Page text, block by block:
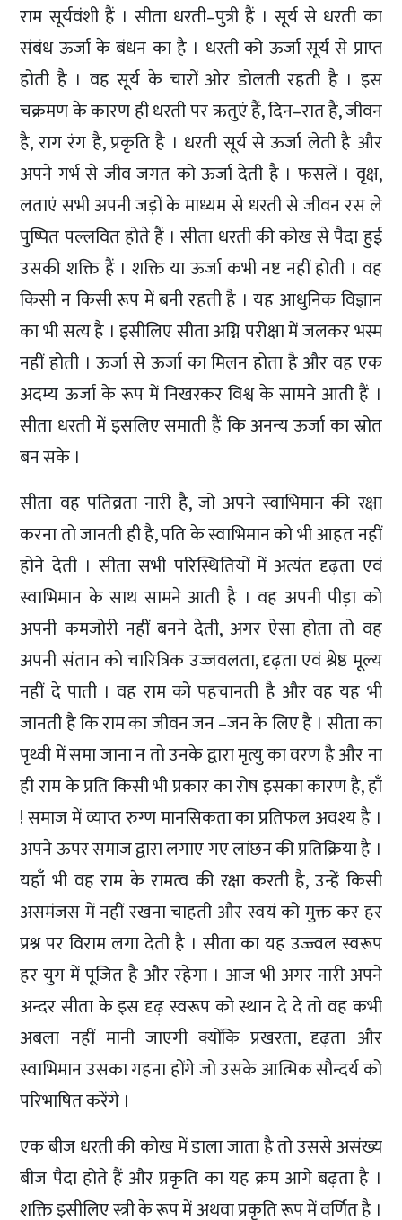
राम सूर्यवंशी हैं । सीता धरती–पुत्री हैं । सूर्य से धरती का
संबंध ऊर्जा के बंधन का है । धरती को ऊर्जा सूर्य से प्राप्त
होती है । वह सूर्य के चारों ओर डोलती रहती है । इस
चक्रमण के कारण ही धरती पर ऋतुएं हैं, दिन–रात हैं, जीवन
है, राग रंग है, प्रकृति है । धरती सूर्य से ऊर्जा लेती है और
अपने गर्भ से जीव जगत को ऊर्जा देती है । फसलें । वृक्ष,
लताएं सभी अपनी जड़ों के माध्यम से धरती से जीवन रस ले
पुष्पित पल्लवित होते हैं । सीता धरती की कोख से पैदा हुई
उसकी शक्ति हैं । शक्ति या ऊर्जा कभी नष्ट नहीं होती । वह
किसी न किसी रूप में बनी रहती है । यह आधुनिक विज्ञान
का भी सत्य है । इसीलिए सीता अग्नि परीक्षा में जलकर भस्म
नहीं होती । ऊर्जा से ऊर्जा का मिलन होता है और वह एक
अदम्य ऊर्जा के रूप में निखरकर विश्व के सामने आती हैं ।
सीता धरती में इसलिए समाती हैं कि अनन्य ऊर्जा का स्रोत
बन सके ।
सीता वह पतिव्रता नारी है, जो अपने स्वाभिमान की रक्षा
करना तो जानती ही है, पति के स्वाभिमान को भी आहत नहीं
होने देती । सीता सभी परिस्थितियों में अत्यंत दृढ़ता एवं
स्वाभिमान के साथ सामने आती है । वह अपनी पीड़ा को
अपनी कमजोरी नहीं बनने देती, अगर ऐसा होता तो वह
अपनी संतान को चारित्रिक उज्जवलता, दृढ़ता एवं श्रेष्ठ मूल्य
नहीं दे पाती । वह राम को पहचानती है और वह यह भी
जानती है कि राम का जीवन जन –जन के लिए है । सीता का
पृथ्वी में समा जाना न तो उनके द्वारा मृत्यु का वरण है और ना
ही राम के प्रति किसी भी प्रकार का रोष इसका कारण है, हाँ
! समाज में व्याप्त रुग्ण मानसिकता का प्रतिफल अवश्य है ।
अपने ऊपर समाज द्वारा लगाए गए लांछन की प्रतिक्रिया है ।
यहाँ भी वह राम के रामत्व की रक्षा करती है, उन्हें किसी
असमंजस में नहीं रखना चाहती और स्वयं को मुक्त कर हर
प्रश्न पर विराम लगा देती है । सीता का यह उज्ज्वल स्वरूप
हर युग में पूजित है और रहेगा । आज भी अगर नारी अपने
अन्दर सीता के इस दृढ़ स्वरूप को स्थान दे दे तो वह कभी
अबला नहीं मानी जाएगी क्योंकि प्रखरता, दृढ़ता और
स्वाभिमान उसका गहना होंगे जो उसके आत्मिक सौन्दर्य को
परिभाषित करेंगे ।
एक बीज धरती की कोख में डाला जाता है तो उससे असंख्य
बीज पैदा होते हैं और प्रकृति का यह क्रम आगे बढ़ता है ।
शक्ति इसीलिए स्त्री के रूप में अथवा प्रकृति रूप में वर्णित है ।